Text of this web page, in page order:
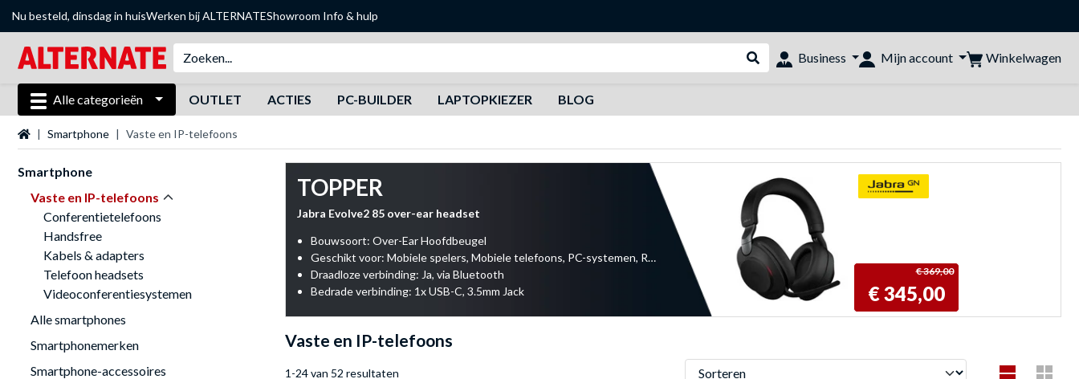
Nu besteld, dinsdag in huisWerken bij ALTERNATEShowroom Info & hulp
Webshop doorzoeken
Business Mijn account Winkelwagen
Alle categorieën OUTLET ACTIES PC-BUILDER LAPTOPKIEZER BLOG
StartpaginaSmartphone Vaste en IP-telefoons
Smartphone
Vaste en IP-telefoons
Conferentietelefoons
Handsfree
Kabels & adapters
Telefoon headsets
Videoconferentiesystemen
Alle smartphones
Smartphonemerken
Smartphone-accessoires
TOPPER
Jabra Evolve2 85 over-ear headset
Bouwsoort: Over-Ear Hoofdbeugel
Geschikt voor: Mobiele spelers, Mobiele telefoons, PC-systemen, Reizen
Draadloze verbinding: Ja, via Bluetooth
Bedrade verbinding: 1x USB-C, 3.5mm Jack
€ 369,00
€ 345,00
Vaste en IP-telefoons
1-24 van 52 resultaten Sorteren